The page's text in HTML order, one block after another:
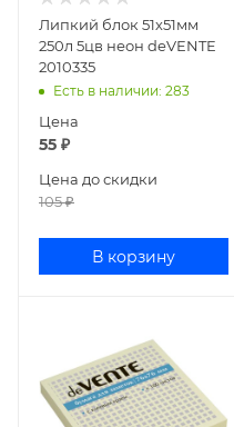
Липкий блок 51х51мм
250л 5цв неон deVENTE
2010335
Есть в наличии: 283
Цена
55 ₽
Цена до скидки
105₽
В корзину